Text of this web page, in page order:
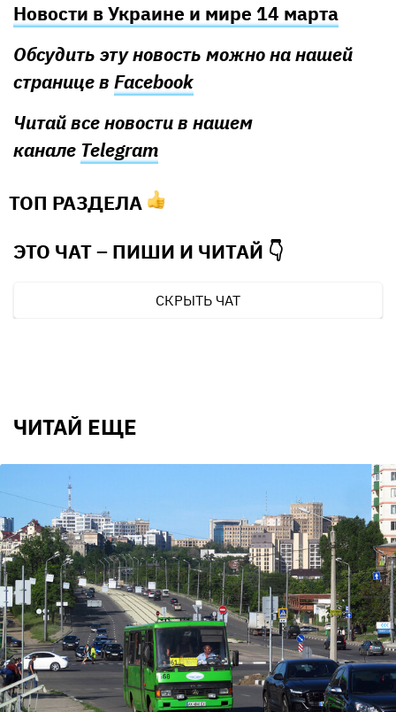
Новости в Украине и мире 14 марта
Обсудить эту новость можно на нашей
странице в Facebook
Читай все новости в нашем
канале Telegram
ТОП РАЗДЕЛА
ЭТО ЧАТ – ПИШИ И ЧИТАЙ 👇
СКРЫТЬ ЧАТ
ЧИТАЙ ЕЩЕ